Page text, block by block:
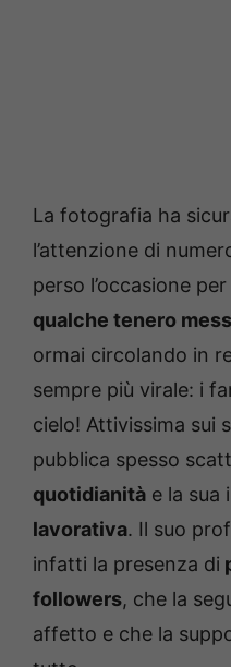
La fotografia ha
l’attenzione di
perso l’occasione per
qualche tenero
ormai circolando in
sempre più virale: i
cielo! Attivissima sui
pubblica spesso
quotidianità e la sua
lavorativa. Il suo
infatti la presenza di
followers, che la
affetto e che la